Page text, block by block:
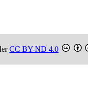
CC BY-ND 4.0